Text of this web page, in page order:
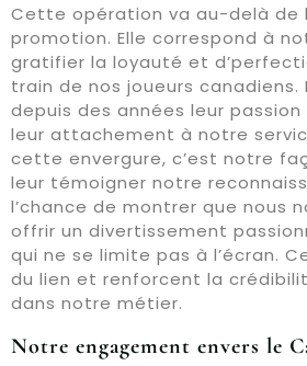
Cette opération va au-delà de
promotion. Elle correspond à
gratifier la loyauté et
train de nos joueurs canadiens.
depuis des années leur
leur attachement à notre
cette envergure, c’est notre
leur témoigner notre
l’chance de montrer que nous
offrir un divertissement
qui ne se limite pas à l’écran.
du lien et renforcent la
dans notre métier.
Notre engagement envers le